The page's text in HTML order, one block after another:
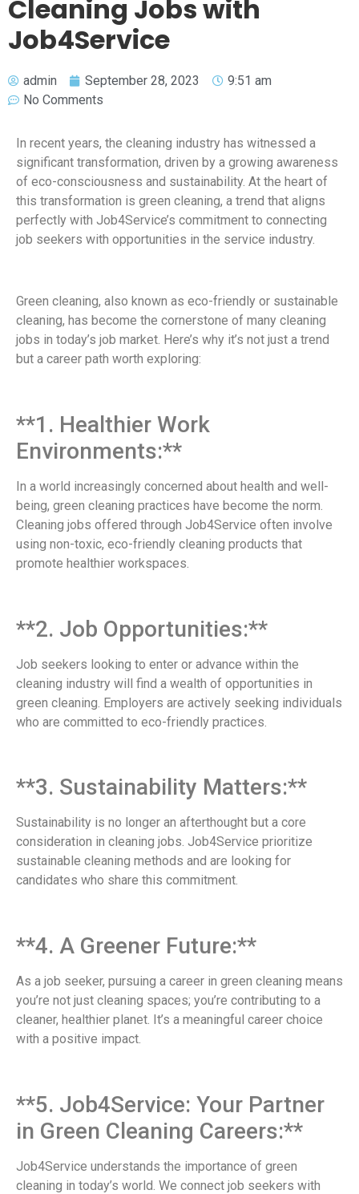
Cleaning Jobs with
Job4Service
admin September 28, 2023
9:51 am
No Comments
In recent years, the cleaning industry has witnessed a
significant transformation, driven by a growing awareness
of eco-consciousness and sustainability. At the heart of
this transformation is green cleaning, a trend that aligns
perfectly with Job4Service’s commitment to connecting
job seekers with opportunities in the service industry.
Green cleaning, also known as eco-friendly or sustainable
cleaning, has become the cornerstone of many cleaning
jobs in today’s job market. Here’s why it’s not just a trend
but a career path worth exploring:
**1. Healthier Work
Environments:**
In a world increasingly concerned about health and well-
being, green cleaning practices have become the norm.
Cleaning jobs offered through Job4Service often involve
using non-toxic, eco-friendly cleaning products that
promote healthier workspaces.
**2. Job Opportunities:**
Job seekers looking to enter or advance within the
cleaning industry will find a wealth of opportunities in
green cleaning. Employers are actively seeking individuals
who are committed to eco-friendly practices.
**3. Sustainability Matters:**
Sustainability is no longer an afterthought but a core
consideration in cleaning jobs. Job4Service prioritize
sustainable cleaning methods and are looking for
candidates who share this commitment.
**4. A Greener Future:**
As a job seeker, pursuing a career in green cleaning means
you’re not just cleaning spaces; you’re contributing to a
cleaner, healthier planet. It’s a meaningful career choice
with a positive impact.
**5. Job4Service: Your Partner
in Green Cleaning Careers:**
Job4Service understands the importance of green
cleaning in today’s world. We connect job seekers with